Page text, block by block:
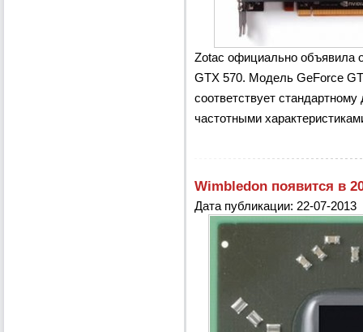
Zotac официально объявила
GTX 570. Модель GeForce
соответствует
частотными
Wimbledon появится в
Дата публикации: 22-07-2013